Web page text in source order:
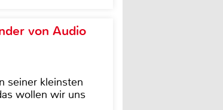
von Audio
seiner kleinsten
wollen wir uns